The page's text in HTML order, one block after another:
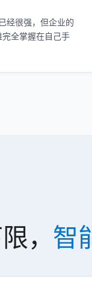
经很强，但企业的
全掌握在自己手
， 智